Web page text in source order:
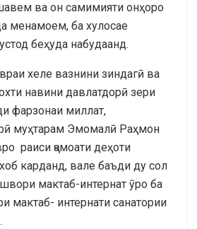
ва он самимияти онҳоро
менамоем, ба хулосае
беҳуда набудаанд.
хеле вазнини зиндагӣ ва
навини давлатдорӣ зери
фарзонаи миллат,
муҳтарам Эмомалӣ Раҳмон
раиси ҷамоати деҳоти
карданд, вале баъди ду сол
мактаб-интернат ӯро ба
мактаб- интернати санатории